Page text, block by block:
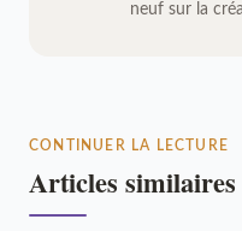
neuf sur la
CONTINUER LA LECTURE
Articles similaires